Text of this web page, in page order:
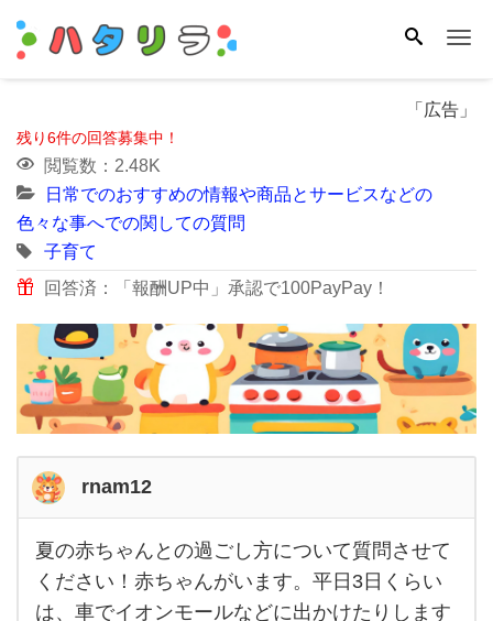
「広告」
残り6件の回答募集中！
閲覧数：2.48K
日常でのおすすめの情報や商品とサービスなどの
色々な事へでの関しての質問
子育て
回答済：「報酬UP中」承認で100PayPay！
rnam12
夏の
赤ち
夏の赤ちゃんとの過ごし方について質問させて
ください！赤ちゃんがいます。平日3日くらい
は、車でイオンモールなどに出かけたりします